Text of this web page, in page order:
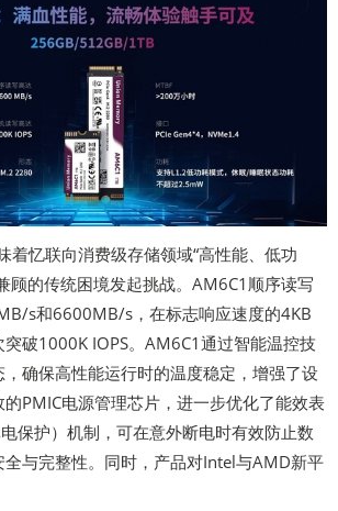
着忆联向消费级存储领域“高性能、低功
顾的传统困境发起挑战。AM6C1顺序读写
s和6600MB/s，在标志响应速度的4KB
破1000K IOPS。AM6C1通过智能温控技
确保高性能运行时的温度稳定，增强了设
PMIC电源管理芯片，进一步优化了能效表
保护）机制，可在意外断电时有效防止数
与完整性。同时，产品对Intel与AMD新平